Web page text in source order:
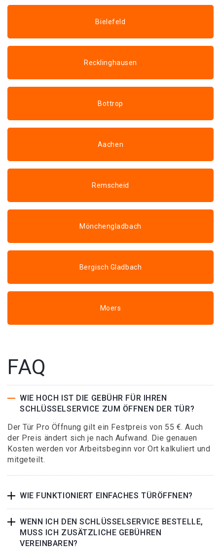
Bielefeld
Recklinghausen
Bottrop
Aachen
Remscheid
Mönchengladbach
Bergisch Gladbach
Moers
FAQ
WIE HOCH IST DIE GEBÜHR FÜR IHREN
SCHLÜSSELSERVICE ZUM ÖFFNEN DER TÜR?
Der Tür Pro Öffnung gilt ein Festpreis von 55 €. Auch
der Preis ändert sich je nach Aufwand. Die genauen
Kosten werden vor Arbeitsbeginn vor Ort kalkuliert und
mitgeteilt.
WIE FUNKTIONIERT EINFACHES TÜRÖFFNEN?
WENN ICH DEN SCHLÜSSELSERVICE BESTELLE,
MUSS ICH ZUSÄTZLICHE GEBÜHREN
VEREINBAREN?